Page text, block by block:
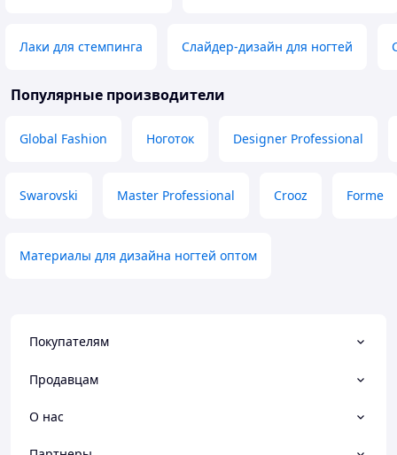
Лаки для стемпинга Слайдер-дизайн для ногтей
Популярные производители
Global Fashion Ноготок Designer Professional
Swarovski Master Professional Crooz Forme
Материалы для дизайна ногтей оптом
Покупателям
Продавцам
О нас